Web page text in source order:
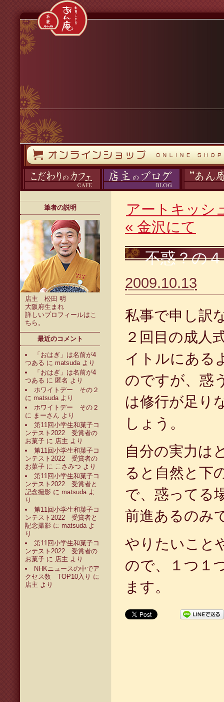
筆者の説明
店主 松田 明
大阪府生まれ
詳しいプロフィールはこ
ちら 。
最近のコメント
「おはぎ」は名前が4
つある に matsudaより
「おはぎ」は名前が4
つある に 匿名 より
ホワイトデー その２
に matsudaより
ホワイトデー その２
に まーさん より
第11回小学生和菓子コ
ンテスト2022 受賞者の
お菓子 に 店主 より
第11回小学生和菓子コ
ンテスト2022 受賞者の
お菓子 に こさみつ より
第11回小学生和菓子コ
ンテスト2022 受賞者と
記念撮影 に matsudaよ
り
第11回小学生和菓子コ
ンテスト2022 受賞者と
記念撮影 に matsudaよ
り
第11回小学生和菓子コ
ンテスト2022 受賞者の
お菓子 に 店主 より
NHKニュースの中でア
クセス数 TOP10入り に
店主 より
アートキッシ
« 金沢にて
不惑？の
2009.10.13
私事で申し訳
２回目の成人
イトルにある
のですが、惑
は修行が足り
しょう。
自分の実力は
ると自然と下
で、惑ってる
前進あるのみ
やりたいこと
ので、１つ１
ます。